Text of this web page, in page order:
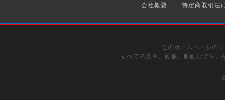
会社概要 特定商取引法
このホームページの
すべての文章、画像、動画などを